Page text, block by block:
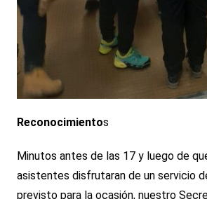
Reconocimientos
Minutos antes de las 17 y luego de
asistentes disfrutaran de un servicio
previsto para la ocasión, nuestro